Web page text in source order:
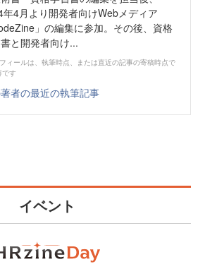
年4月より開発者向けWebメディア
」の編集に参加。その後、資格
と開発者向け...
ィールは、執筆時点、または直近の記事の寄稿時点で
です
者の最近の執筆記事
イベント